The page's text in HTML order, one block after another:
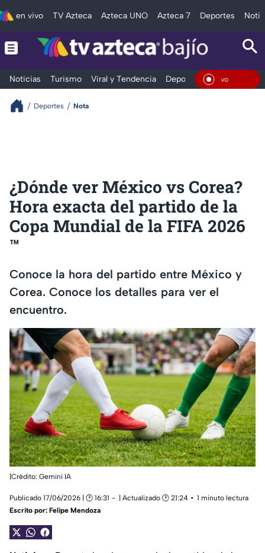
en vivo TV Azteca Azteca UNO Azteca 7 Deportes
Noticias Turismo Viral y Tendencia Deportes Espectáculos
En
Deportes Nota
¿Dónde ver México vs Corea?
Hora exacta del partido de la
Copa Mundial de la FIFA 2026
™
Conoce la hora del partido entre México y
Corea. Conoce los detalles para ver el
encuentro.
|Crédito: Gemini IA
Publicado 17/06/2026 | 🕑 16:31 | Actualizado 🕑 21:24
1 minuto lectura
Escrito por: Felipe Mendoza